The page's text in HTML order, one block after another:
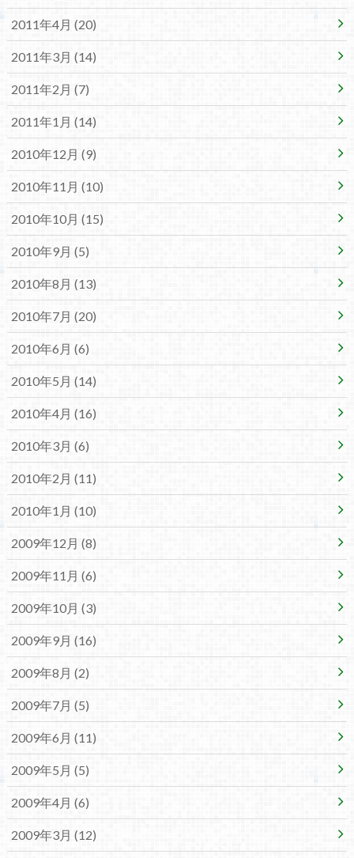
2011年4月 (20)
2011年3月 (14)
2011年2月 (7)
2011年1月 (14)
2010年12月 (9)
2010年11月 (10)
2010年10月 (15)
2010年9月 (5)
2010年8月 (13)
2010年7月 (20)
2010年6月 (6)
2010年5月 (14)
2010年4月 (16)
2010年3月 (6)
2010年2月 (11)
2010年1月 (10)
2009年12月 (8)
2009年11月 (6)
2009年10月 (3)
2009年9月 (16)
2009年8月 (2)
2009年7月 (5)
2009年6月 (11)
2009年5月 (5)
2009年4月 (6)
2009年3月 (12)